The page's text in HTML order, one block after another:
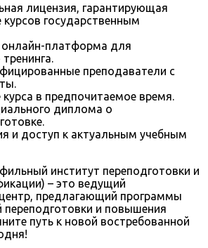
лицензия, гарантирующая
курсов государственным
онлайн-платформа для
преподаватели с
в предпочитаемое время.
диплома о
и доступ к актуальным учебным
институт переподготовки и
– это ведущий
предлагающий программы
переподготовки и повышения
путь к новой востребованной